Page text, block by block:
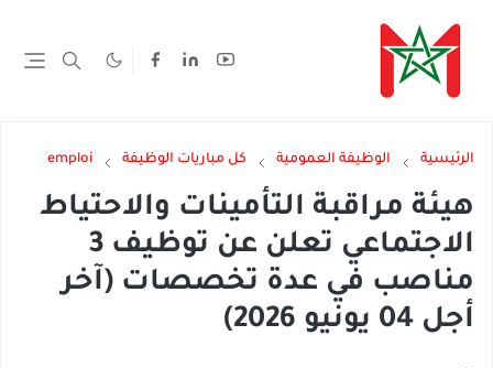
الرئيسية الوظيفة العمومية كل مباريات الوظيفة emploi
هيئة مراقبة التأمينات والاحتياط
الاجتماعي تعلن عن توظيف 3
مناصب في عدة تخصصات (آخر
أجل 04 يونيو 2026)